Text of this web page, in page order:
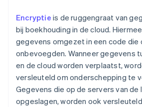
Encryptie is de ruggengraat van
bij boekhouding in de cloud.
gegevens omgezet in een code die
onbevoegden. Wanneer gegevens
en de cloud worden verplaatst,
versleuteld om onderschepping te
Gegevens die op de servers van de
opgeslagen, worden ook